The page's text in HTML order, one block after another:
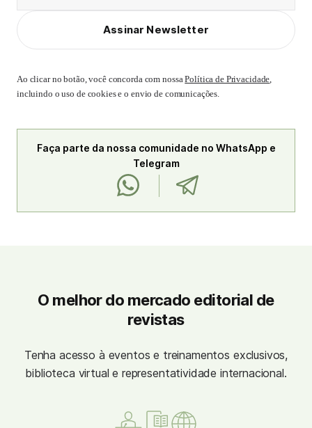
Assinar Newsletter
Ao clicar no botão, você concorda com nossaPolítica de Privacidade,
incluindo o uso de cookies e o envio de comunicações.
Faça parte da nossa comunidade no WhatsApp e
Telegram
O melhor do mercado editorial de
revistas
Tenha acesso à eventos e treinamentos exclusivos,
biblioteca virtual e representatividade internacional.